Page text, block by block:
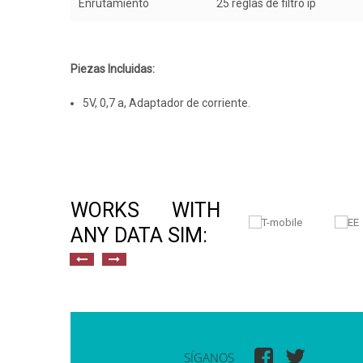
Enrutamiento 25 reglas de filtro ip
Piezas Incluidas:
5V, 0,7 a, Adaptador de corriente.
WORKS WITH
ANY DATA SIM:
SÍGANOS